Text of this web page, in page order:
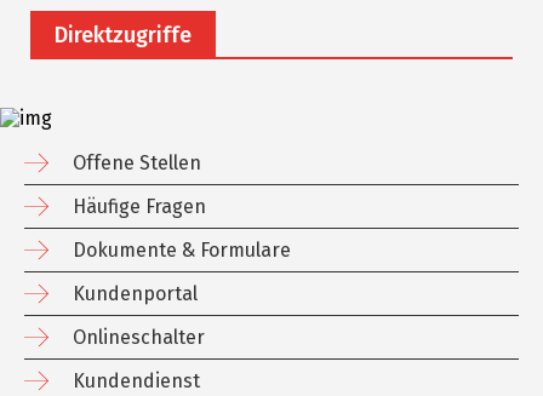
Direktzugriffe
Offene Stellen
Häufige Fragen
Dokumente & Formulare
Kundenportal
Onlineschalter
Kundendienst